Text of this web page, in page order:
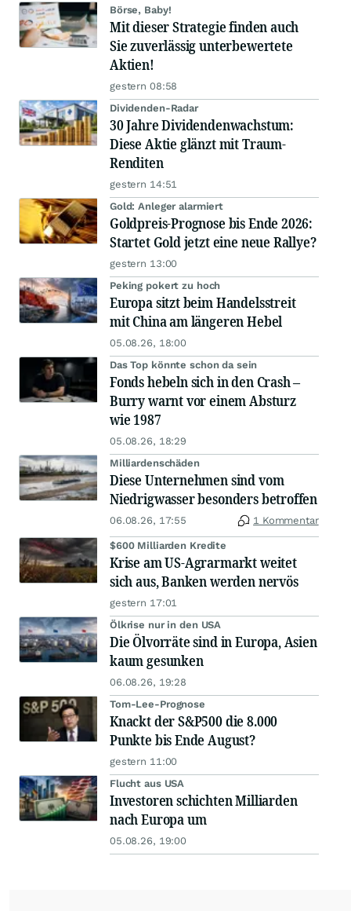
Börse, Baby!
Mit dieser Strategie finden auch
Sie zuverlässig unterbewertete
Aktien!
gestern 08:58
Dividenden-Radar
30 Jahre Dividendenwachstum:
Diese Aktie glänzt mit Traum-
Renditen
gestern 14:51
Gold: Anleger alarmiert
Goldpreis-Prognose bis Ende 2026:
Startet Gold jetzt eine neue Rallye?
gestern 13:00
Peking pokert zu hoch
Europa sitzt beim Handelsstreit
mit China am längeren Hebel
05.08.26, 18:00
Das Top könnte schon da sein
Fonds hebeln sich in den Crash –
Burry warnt vor einem Absturz
wie 1987
05.08.26, 18:29
Milliardenschäden
Diese Unternehmen sind vom
Niedrigwasser besonders betroffen
06.08.26, 17:55 1 Kommentar
$600 Milliarden Kredite
Krise am US-Agrarmarkt weitet
sich aus, Banken werden nervös
gestern 17:01
Ölkrise nur in den USA
Die Ölvorräte sind in Europa, Asien
kaum gesunken
06.08.26, 19:28
Tom-Lee-Prognose
Knackt der S&P500 die 8.000
Punkte bis Ende August?
gestern 11:00
Flucht aus USA
Investoren schichten Milliarden
nach Europa um
05.08.26, 19:00